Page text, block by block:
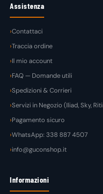
Assistenza
Contattaci
Traccia ordine
Il mio account
FAQ — Domande utili
Spedizioni & Corrieri
Servizi in Negozio (Iliad, Sky,
Pagamento sicuro
WhatsApp: 338 887 4507
info@guconshop.it
Informazioni